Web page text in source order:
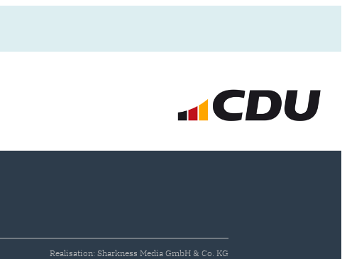
Realisation: Sharkness Media GmbH & Co. KG